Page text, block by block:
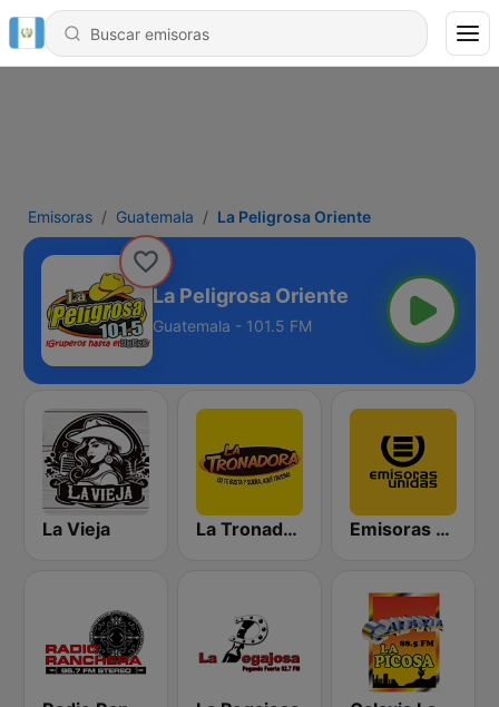
Emisoras Guatemala La Peligrosa Oriente
La Peligrosa Oriente
Guatemala - 101.5 FM
La Vieja La Tronadora Emisoras Unidas